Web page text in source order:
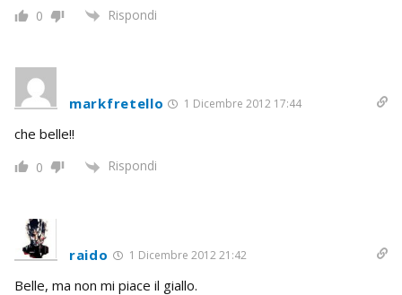
0 Rispondi
markfretello 1 Dicembre 2012 17:44
che belle!!
0 Rispondi
raido 1 Dicembre 2012 21:42
Belle, ma non mi piace il giallo.